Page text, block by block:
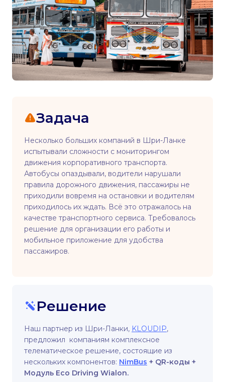
Задача
Несколько больших компаний в Шри-Ланке
испытывали сложности с мониторингом
движения корпоративного транспорта.
Автобусы опаздывали, водители нарушали
правила дорожного движения, пассажиры не
приходили вовремя на остановки и водителям
приходилось их ждать. Всё это отражалось на
качестве транспортного сервиса. Требовалось
решение для организации его работы и
мобильное приложение для удобства
пассажиров.
Решение
Наш партнер из Шри-Ланки, KLOUDIP,
предложил компаниям комплексное
телематическое решение, состоящие из
нескольких компонентов: NimBus + QR-коды +
Модуль Eco Driving Wialon.